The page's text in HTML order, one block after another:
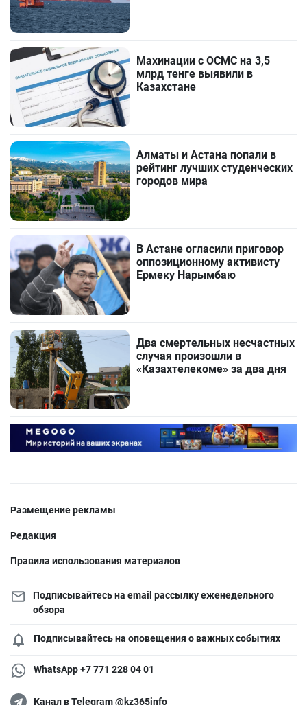
Махинации с ОСМС на 3,5
млрд тенге выявили в
Казахстане
Алматы и Астана попали в
рейтинг лучших студенческих
городов мира
В Астане огласили приговор
оппозиционному активисту
Ермеку Нарымбаю
Два смертельных несчастных
случая произошли в
«Казахтелекоме» за два дня
Размещение рекламы
Редакция
Правила использования материалов
Подписывайтесь на email рассылку еженедельного
обзора
Подписывайтесь на оповещения о важных событиях
WhatsApp +7 771 228 04 01
Канал в Telegram @kz365info